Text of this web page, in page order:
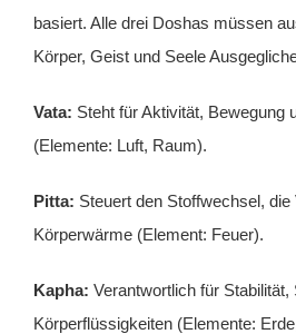
basiert. Alle drei Doshas müssen
Körper, Geist und Seele
Vata: Steht für Aktivität, Bewegung
(Elemente: Luft, Raum).
Pitta: Steuert den Stoffwechsel, die
Körperwärme (Element: Feuer).
Kapha: Verantwortlich für Stabilität,
Körperflüssigkeiten (Elemente: